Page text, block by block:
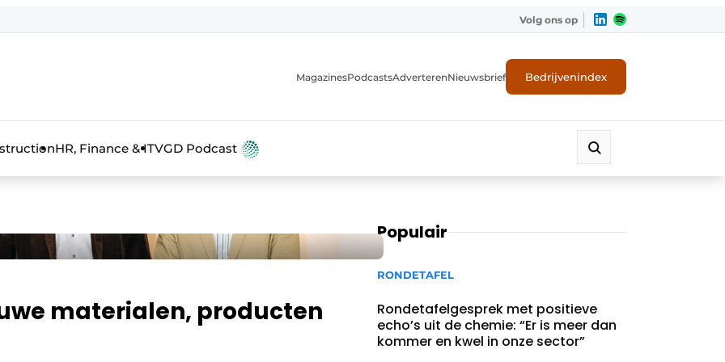
Volg ons op
MagazinesPodcastsAdverterenNieuwsbrief Bedrijvenindex
HR, Finance & ITVGD Podcast
materialen, producten
Populair
RONDETAFEL
Rondetafelgesprek met positieve
echo’s uit de chemie: “Er is meer dan
kommer en kwel in onze sector”